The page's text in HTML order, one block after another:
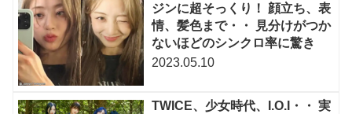
ジンに超そっくり！ 顔立ち、表
情、髪色まで・・ 見分けがつか
ないほどのシンクロ率に驚き
2023.05.10
TWICE、少女時代、I.O.I・・ 実